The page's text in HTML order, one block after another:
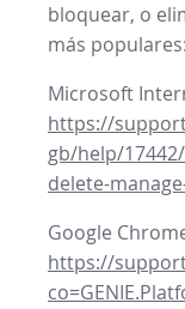
bloquear, o
más populares:
Microsoft
https://
gb/help/
delete-
Google
https://